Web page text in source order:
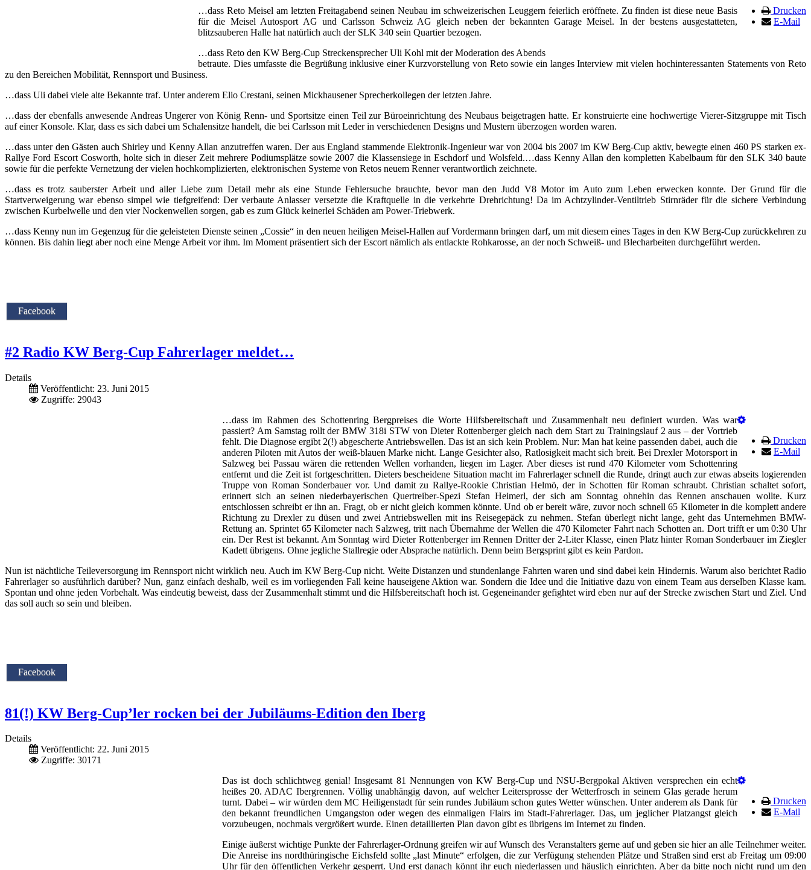
Drucken
E-Mail
…dass Reto Meisel am letzten Freitagabend seinen Neubau im schweizerischen Leuggern feierlich eröffnete. Zu finden ist diese neue Basis
für die Meisel Autosport AG und Carlsson Schweiz AG gleich neben der bekannten Garage Meisel. In der bestens ausgestatteten,
blitzsauberen Halle hat natürlich auch der SLK 340 sein Quartier bezogen.
…dass Reto den KW Berg-Cup Streckensprecher Uli Kohl mit der Moderation des Abends
betraute. Dies umfasste die Begrüßung inklusive einer Kurzvorstellung von Reto sowie ein langes Interview mit vielen hochinteressanten Statements von Reto
zu den Bereichen Mobilität, Rennsport und Business.
…dass Uli dabei viele alte Bekannte traf. Unter anderem Elio Crestani, seinen Mickhausener Sprecherkollegen der letzten Jahre.
…dass der ebenfalls anwesende Andreas Ungerer von König Renn- und Sportsitze einen Teil zur Büroeinrichtung des Neubaus beigetragen hatte. Er konstruierte eine hochwertige Vierer-Sitzgruppe mit Tisch
auf einer Konsole. Klar, dass es sich dabei um Schalensitze handelt, die bei Carlsson mit Leder in verschiedenen Designs und Mustern überzogen worden waren.
…dass unter den Gästen auch Shirley und Kenny Allan anzutreffen waren. Der aus England stammende Elektronik-Ingenieur war von 2004 bis 2007 im KW Berg-Cup aktiv, bewegte einen 460 PS starken ex-
Rallye Ford Escort Cosworth, holte sich in dieser Zeit mehrere Podiumsplätze sowie 2007 die Klassensiege in Eschdorf und Wolsfeld.…dass Kenny Allan den kompletten Kabelbaum für den SLK 340 baute
sowie für die perfekte Vernetzung der vielen hochkomplizierten, elektronischen Systeme von Retos neuem Renner verantwortlich zeichnete.
…dass es trotz sauberster Arbeit und aller Liebe zum Detail mehr als eine Stunde Fehlersuche brauchte, bevor man den Judd V8 Motor im Auto zum Leben erwecken konnte. Der Grund für die
Startverweigerung war ebenso simpel wie tiefgreifend: Der verbaute Anlasser versetzte die Kraftquelle in die verkehrte Drehrichtung! Da im Achtzylinder-Ventiltrieb Stirnräder für die sichere Verbindung
zwischen Kurbelwelle und den vier Nockenwellen sorgen, gab es zum Glück keinerlei Schäden am Power-Triebwerk.
…dass Kenny nun im Gegenzug für die geleisteten Dienste seinen „Cossie“ in den neuen heiligen Meisel-Hallen auf Vordermann bringen darf, um mit diesem eines Tages in den KW Berg-Cup zurückkehren zu
können. Bis dahin liegt aber noch eine Menge Arbeit vor ihm. Im Moment präsentiert sich der Escort nämlich als entlackte Rohkarosse, an der noch Schweiß- und Blecharbeiten durchgeführt werden.
Facebook
#2 Radio KW Berg-Cup Fahrerlager meldet…
Details
Veröffentlicht: 23. Juni 2015
Zugriffe: 29043
Drucken
E-Mail
…dass im Rahmen des Schottenring Bergpreises die Worte Hilfsbereitschaft und Zusammenhalt neu definiert wurden. Was war
passiert? Am Samstag rollt der BMW 318i STW von Dieter Rottenberger gleich nach dem Start zu Trainingslauf 2 aus – der Vortrieb
fehlt. Die Diagnose ergibt 2(!) abgescherte Antriebswellen. Das ist an sich kein Problem. Nur: Man hat keine passenden dabei, auch die
anderen Piloten mit Autos der weiß-blauen Marke nicht. Lange Gesichter also, Ratlosigkeit macht sich breit. Bei Drexler Motorsport in
Salzweg bei Passau wären die rettenden Wellen vorhanden, liegen im Lager. Aber dieses ist rund 470 Kilometer vom Schottenring
entfernt und die Zeit ist fortgeschritten. Dieters bescheidene Situation macht im Fahrerlager schnell die Runde, dringt auch zur etwas abseits logierenden
Truppe von Roman Sonderbauer vor. Und damit zu Rallye-Rookie Christian Helmö, der in Schotten für Roman schraubt. Christian schaltet sofort,
erinnert sich an seinen niederbayerischen Quertreiber-Spezi Stefan Heimerl, der sich am Sonntag ohnehin das Rennen anschauen wollte. Kurz
entschlossen schreibt er ihn an. Fragt, ob er nicht gleich kommen könnte. Und ob er bereit wäre, zuvor noch schnell 65 Kilometer in die komplett andere
Richtung zu Drexler zu düsen und zwei Antriebswellen mit ins Reisegepäck zu nehmen. Stefan überlegt nicht lange, geht das Unternehmen BMW-
Rettung an. Sprintet 65 Kilometer nach Salzweg, tritt nach Übernahme der Wellen die 470 Kilometer Fahrt nach Schotten an. Dort trifft er um 0:30 Uhr
ein. Der Rest ist bekannt. Am Sonntag wird Dieter Rottenberger im Rennen Dritter der 2-Liter Klasse, einen Platz hinter Roman Sonderbauer im Ziegler
Kadett übrigens. Ohne jegliche Stallregie oder Absprache natürlich. Denn beim Bergsprint gibt es kein Pardon.
Nun ist nächtliche Teileversorgung im Rennsport nicht wirklich neu. Auch im KW Berg-Cup nicht. Weite Distanzen und stundenlange Fahrten waren und sind dabei kein Hindernis. Warum also berichtet Radio
Fahrerlager so ausführlich darüber? Nun, ganz einfach deshalb, weil es im vorliegenden Fall keine hauseigene Aktion war. Sondern die Idee und die Initiative dazu von einem Team aus derselben Klasse kam.
Spontan und ohne jeden Vorbehalt. Was eindeutig beweist, dass der Zusammenhalt stimmt und die Hilfsbereitschaft hoch ist. Gegeneinander gefightet wird eben nur auf der Strecke zwischen Start und Ziel. Und
das soll auch so sein und bleiben.
Facebook
81(!) KW Berg-Cup’ler rocken bei der Jubiläums-Edition den Iberg
Details
Veröffentlicht: 22. Juni 2015
Zugriffe: 30171
Drucken
E-Mail
Das ist doch schlichtweg genial! Insgesamt 81 Nennungen von KW Berg-Cup und NSU-Bergpokal Aktiven versprechen ein echt
heißes 20. ADAC Ibergrennen. Völlig unabhängig davon, auf welcher Leitersprosse der Wetterfrosch in seinem Glas gerade herum
turnt. Dabei – wir würden dem MC Heiligenstadt für sein rundes Jubiläum schon gutes Wetter wünschen. Unter anderem als Dank für
den bekannt freundlichen Umgangston oder wegen des einmaligen Flairs im Stadt-Fahrerlager. Das, um jeglicher Platzangst gleich
vorzubeugen, nochmals vergrößert wurde. Einen detaillierten Plan davon gibt es übrigens im Internet zu finden.
Einige äußerst wichtige Punkte der Fahrerlager-Ordnung greifen wir auf Wunsch des Veranstalters gerne auf und geben sie hier an alle Teilnehmer weiter.
Die Anreise ins nordthüringische Eichsfeld sollte „last Minute“ erfolgen, die zur Verfügung stehenden Plätze und Straßen sind erst ab Freitag um 09:00
Uhr für den öffentlichen Verkehr gesperrt. Und erst danach könnt ihr euch niederlassen und häuslich einrichten. Aber da bitte noch nicht rund um den